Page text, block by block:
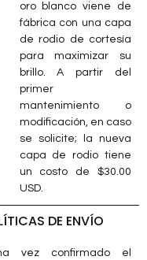
oro blanco viene de
fábrica con una capa
de rodio de cortesía
para maximizar su
brillo. A partir del
primer
mantenimiento o
modificación, en caso
se solicite; la nueva
capa de rodio tiene
un costo de $30.00
USD.
DE ENVÍO
vez confirmado el